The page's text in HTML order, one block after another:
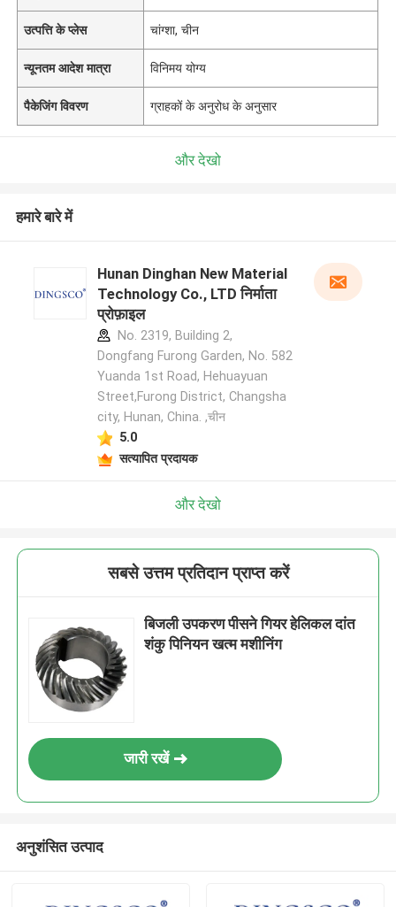
उत्पत्ति के प्लेस चांग्शा, चीन
न्यूनतम आदेश मात्रा विनिमय योग्य
पैकेजिंग विवरण ग्राहकों के अनुरोध के अनुसार
और देखो
हमारे बारे में
Hunan Dinghan New Material
Technology Co., LTD निर्माता
प्रोफ़ाइल
No. 2319, Building 2,
Dongfang Furong Garden, No. 582
Yuanda 1st Road, Hehuayuan
Street,Furong District, Changsha
city, Hunan, China. ,चीन
5.0
सत्यापित प्रदायक
और देखो
सबसे उत्तम प्रतिदान प्राप्त करें
बिजली उपकरण पीसने गियर हेलिकल दांत
शंकु पिनियन खत्म मशीनिंग
जारी रखें
अनुशंसित उत्पाद